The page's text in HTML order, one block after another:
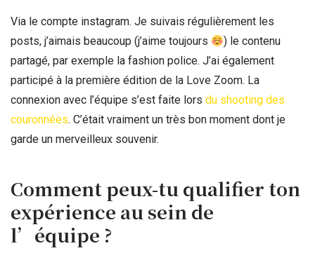
Via le compte instagram. Je suivais régulièrement les
posts, j’aimais beaucoup (j’aime toujours
) le contenu
partagé, par exemple la fashion police. J’ai également
participé à la première édition de la Love Zoom. La
connexion avec l’équipe s’est faite lors du shooting des
couronnées. C’était vraiment un très bon moment dont je
garde un merveilleux souvenir.
Comment peux-tu qualifier ton
expérience au sein de
l’équipe ?